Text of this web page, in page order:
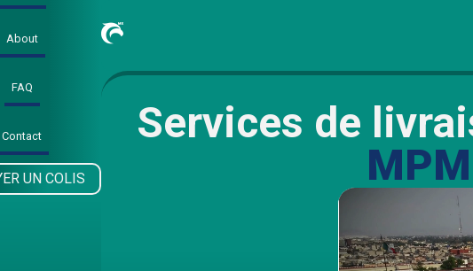
About
FAQ
Contact
UN COLIS
Services de